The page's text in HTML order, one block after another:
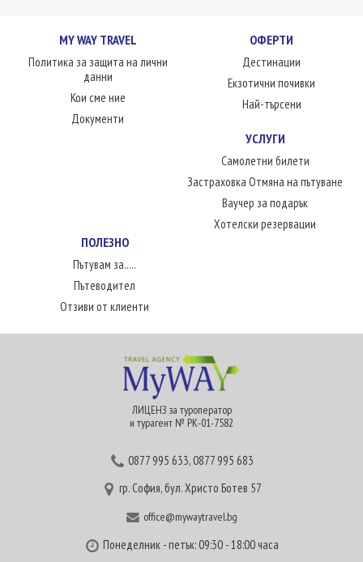
MY WAY TRAVEL
Политика за защита на лични
данни
Кои сме ние
Документи
ОФЕРТИ
Дестинации
Екзотични почивки
Най-търсени
УСЛУГИ
Самолетни билети
Застраховка Отмяна на пътуване
Ваучер за подарък
Хотелски резервации
ПОЛЕЗНО
Пътувам за.....
Пътеводител
Отзиви от клиенти
ЛИЦЕНЗ за туроператор
и турагент № РК-01-7582
0877 995 633,0877 995 683
гр. София, бул. Христо Ботев 57
office@mywaytravel.bg
Понеделник - петък: 09:30 - 18:00 часа